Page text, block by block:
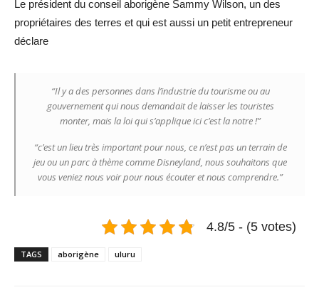
Le président du conseil aborigène Sammy Wilson, un des
propriétaires des terres et qui est aussi un petit entrepreneur
déclare
“Il y a des personnes dans l’industrie du tourisme ou au
gouvernement qui nous demandait de laisser les touristes
monter, mais la loi qui s’applique ici c’est la notre !”
“c’est un lieu très important pour nous, ce n’est pas un terrain de
jeu ou un parc à thème comme Disneyland, nous souhaitons que
vous veniez nous voir pour nous écouter et nous comprendre.”
4.8/5 - (5 votes)
TAGS aborigène uluru